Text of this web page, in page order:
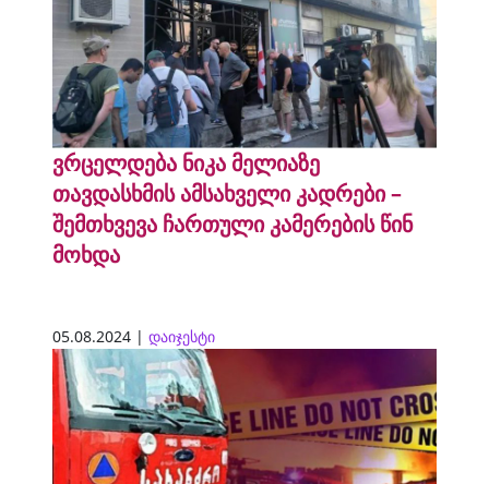
ვრცელდება ნიკა მელიაზე
თავდასხმის ამსახველი კადრები –
შემთხვევა ჩართული კამერების წინ
მოხდა
05.08.2024 | დაიჯესტი